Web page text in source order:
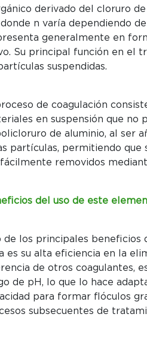
derivado del cloruro
n varía dependiendo
generalmente en
Su principal función en el
suspendidas.
de coagulación
en suspensión que no
de aluminio, al ser
partículas, permitiendo que
removidos
del uso de este
de los principales
es su alta eficiencia en la
de otros coagulantes,
de pH, lo que lo hace
para formar flóculos
subsecuentes de